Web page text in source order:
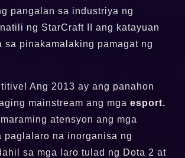
pangalan sa industriya ng
ng StarCraft II ang katayuan
sa pinakamalaking pamagat ng
Ang 2013 ay ang panahon
mainstream ang mga esport.
atensyon ang mga
paglalaro na inorganisa ng
sa mga laro tulad ng Dota 2 at